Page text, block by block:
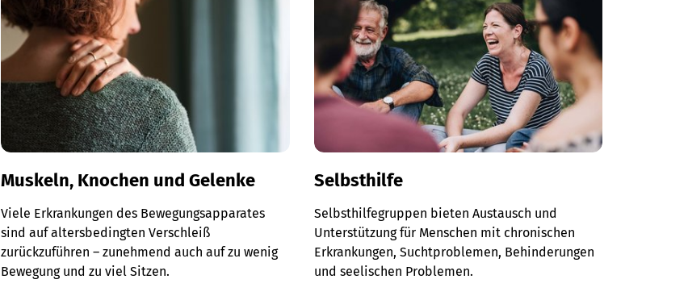
Muskeln, Knochen und Gelenke
Viele Erkrankungen des Bewegungsapparates
sind auf altersbedingten Verschleiß
zurückzuführen – zunehmend auch auf zu wenig
Bewegung und zu viel Sitzen.
Selbsthilfe
Selbsthilfegruppen bieten Austausch und
Unterstützung für Menschen mit chronischen
Erkrankungen, Suchtproblemen, Behinderungen
und seelischen Problemen.